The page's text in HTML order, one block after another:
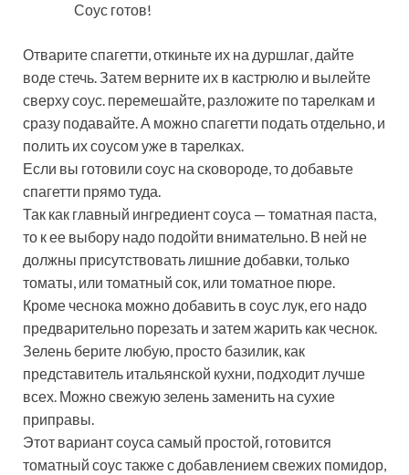
Соус готов!
Отварите спагетти, откиньте их на дуршлаг, дайте
воде стечь. Затем верните их в кастрюлю и вылейте
сверху соус. перемешайте, разложите по тарелкам и
сразу подавайте. А можно спагетти подать отдельно, и
полить их соусом уже в тарелках.
Если вы готовили соус на сковороде, то добавьте
спагетти прямо туда.
Так как главный ингредиент соуса — томатная паста,
то к ее выбору надо подойти внимательно. В ней не
должны присутствовать лишние добавки, только
томаты, или томатный сок, или томатное пюре.
Кроме чеснока можно добавить в соус лук, его надо
предварительно порезать и затем жарить как чеснок.
Зелень берите любую, просто базилик, как
представитель итальянской кухни, подходит лучше
всех. Можно свежую зелень заменить на сухие
приправы.
Этот вариант соуса самый простой, готовится
томатный соус также с добавлением свежих помидор,